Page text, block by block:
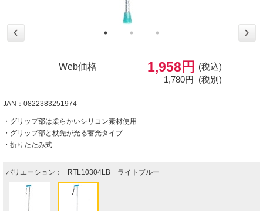
Web価格 1,958円
(税込)
1,780円 (税別)
JAN：0822383251974
・グリップ部は柔らかいシリコン素材使用
・グリップ部と杖先が光る蓄光タイプ
・折りたたみ式
バリエーション： RTL10304LB ライトブルー